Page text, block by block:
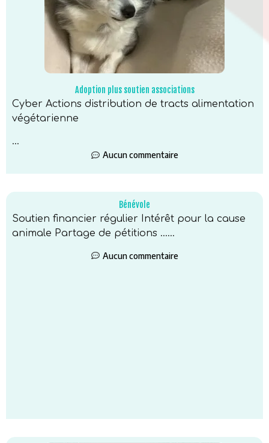
Adoption plus soutien associations
Cyber Actions distribution de tracts alimentation
végétarienne
...
Aucun commentaire
Bénévole
Soutien financier régulier Intérêt pour la cause
animale Partage de pétitions …...
Aucun commentaire